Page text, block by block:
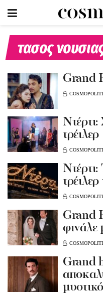
τασος
Grand
τρέιλερ
Ντέρτι:
Grand
φινάλε
Grand